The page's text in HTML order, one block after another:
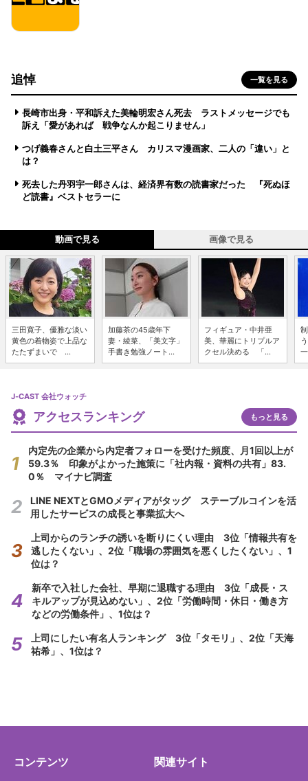
追悼 一覧を見る
長崎市出身・平和訴えた美輪明宏さん死去 ラストメッセージでも
訴え「愛があれば 戦争なんか起こりません」
つげ義春さんと白土三平さん カリスマ漫画家、二人の「違い」と
は？
死去した丹羽宇一郎さんは、経済界有数の読書家だった 『死ぬほ
ど読書』ベストセラーに
動画で見る 画像で見る
三田寛子、優雅な淡い
黄色の着物姿で上品な
たたずまいで ...
加藤茶の45歳年下
妻・綾菜、「美文字」
手書き勉強ノート...
フィギュア・中井亜
美、華麗にトリプルア
クセル決める 「...
J-CAST 会社ウォッチ
アクセスランキング もっと見る
内定先の企業から内定者フォローを受けた頻度、月1回以上が
59.3％ 印象がよかった施策に「社内報・資料の共有」83.
0％ マイナビ調査
LINE NEXTとGMOメディアがタッグ ステーブルコインを活
用したサービスの成長と事業拡大へ
上司からのランチの誘いを断りにくい理由 3位「情報共有を
逃したくない」、2位「職場の雰囲気を悪くしたくない」、1
位は？
新卒で入社した会社、早期に退職する理由 3位「成長・ス
キルアップが見込めない」、2位「労働時間・休日・働き方
などの労働条件」、1位は？
上司にしたい有名人ランキング 3位「タモリ」、2位「天海
祐希」、1位は？
コンテンツ 関連サイト